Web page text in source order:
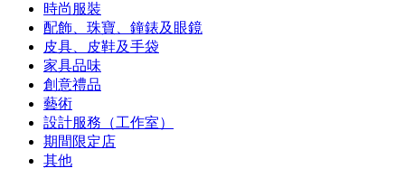
時尚服裝
配飾、珠寶、鐘錶及眼鏡
皮具、皮鞋及手袋
家具品味
創意禮品
藝術
設計服務（工作室）
期間限定店
其他